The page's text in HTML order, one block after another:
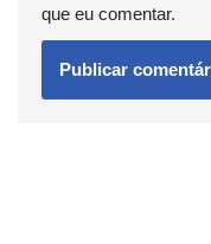
que eu comentar.